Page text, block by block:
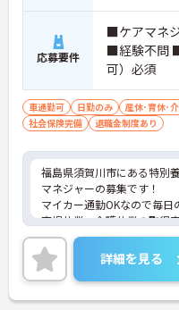
応募要件
■ケアマネ
■経験不問
可）必須
車通勤可 日勤のみ 産休･育休･
社会保険完備
退職金制度あり
福島県須賀川市にある特別
マネジャーの募集です！
マイカー通勤OKなので毎
育児休業・介護休業の取得
ージが変化しても安心して
す◎
ご興味のある方には、面接
に詳細をお話しいたします
さい！
詳細を見る